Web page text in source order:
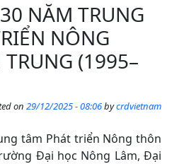
NĂM TRUNG
NÔNG
(1995–
on 29/12/2025 - 08:06bycrdvietnam
tâm Phát triển Nông thôn
Đại học Nông Lâm, Đại